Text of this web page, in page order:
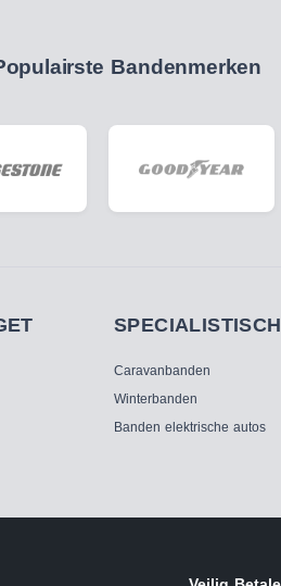
Bandenmerken
SPECIALISTISCH
Caravanbanden
Winterbanden
Banden elektrische autos